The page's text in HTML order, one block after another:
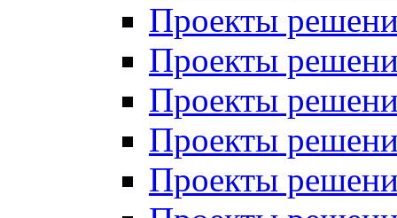
Проекты
Проекты
Проекты
Проекты
Проекты